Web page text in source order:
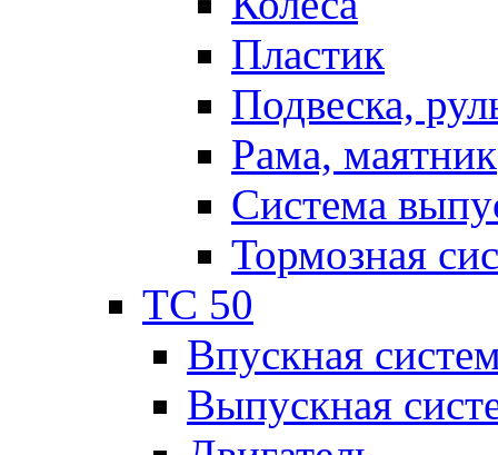
Пластик
Подвеска,
Рама, маятник
Система
Тормозная
TC 50
Впускная
Выпускная